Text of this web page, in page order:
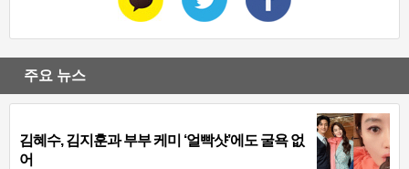
주요 뉴스
김혜수, 김지훈과 부부 케미 ‘얼빡샷’에도 굴욕 없
어